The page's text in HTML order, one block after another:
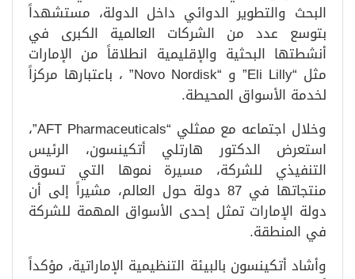
البحث والتطوير الدوائي داخل الدولة، مستشهداً
بتوسع عدد من الشركات العالمية الكبرى في
أنشطتها البحثية والإقليمية انطلاقاً من الإمارات
مثل “Eli Lilly” و “Novo Nordisk” ، باعتبارها مركزاً
لخدمة الأسواق المحيطة.
وخلال اجتماعه مع ممثلي “AFT Pharmaceuticals”،
استعرض الدكتور هارتلي أتكينسون، الرئيس
التنفيذي للشركة، مسيرة نموها التي تسوق
منتجاتها في 87 دولة حول العالم، مشيراً إلى أن
دولة الإمارات تمثل إحدى الأسواق المهمة للشركة
في المنطقة.
وأشاد أتكينسون بالبيئة التنظيمية الإماراتية، مؤكداً